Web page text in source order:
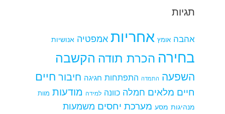
תגיות
אהבה אומץ אחריות אמפטיה אנושיות
בחירה הכרת תודה הקשבה
השפעה התמדה התפתחות חגיגה חיבור חיים
חיים מלאים חמלה כוונה למידה מודעות מוות
מנהיגות מסע מערכת יחסים משמעות